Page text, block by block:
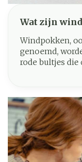
Wat zijn
Windpokken,
genoemd,
rode bultjes die
besmettelijk.
windpokken.